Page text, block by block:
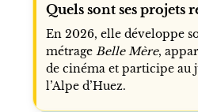
Quels sont ses projets
En 2026, elle développe
métrage Belle Mère,
de cinéma et participe au
l’Alpe d’Huez.